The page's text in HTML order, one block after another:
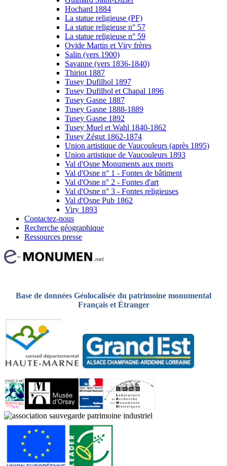
Hochard 1884
La statue religieuse (PF)
La statue religieuse n° 57
La statue religieuse n° 59
Ovide Martin et Viry frères
Salin (vers 1900)
Savanne (vers 1836-1840)
Thiriot 1887
Tusey Dufilhol 1897
Tusey Dufilhol et Chapal 1896
Tusey Gasne 1887
Tusey Gasne 1888-1889
Tusey Gasne 1892
Tusey Muel et Wahl 1840-1862
Tusey Zégut 1862-1874
Union artistique de Vaucouleurs (après 1895)
Union artistique de Vaucouleurs 1893
Val d'Osne Monuments aux morts
Val d'Osne n° 1 - Fontes de bâtiment
Val d'Osne n° 2 - Fontes d'art
Val d'Osne n° 3 - Fontes religieuses
Val d'Osne Pub 1862
Viry 1893
Contactez-nous
Recherche géographique
Ressources presse
Base de données Géolocalisée du patrimoine monumental
Français et Étranger